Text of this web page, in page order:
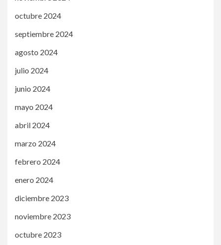
octubre 2024
septiembre 2024
agosto 2024
julio 2024
junio 2024
mayo 2024
abril 2024
marzo 2024
febrero 2024
enero 2024
diciembre 2023
noviembre 2023
octubre 2023